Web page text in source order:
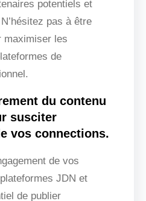
potentiels et
pas à être
maximiser les
de
du contenu
susciter
vos connections.
de vos
JDN et
de publier